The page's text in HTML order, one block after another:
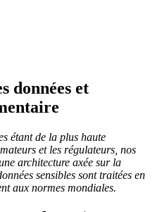
données et
étant de la plus haute
et les régulateurs, nos
architecture axée sur la
sensibles sont traitées en
aux normes mondiales.